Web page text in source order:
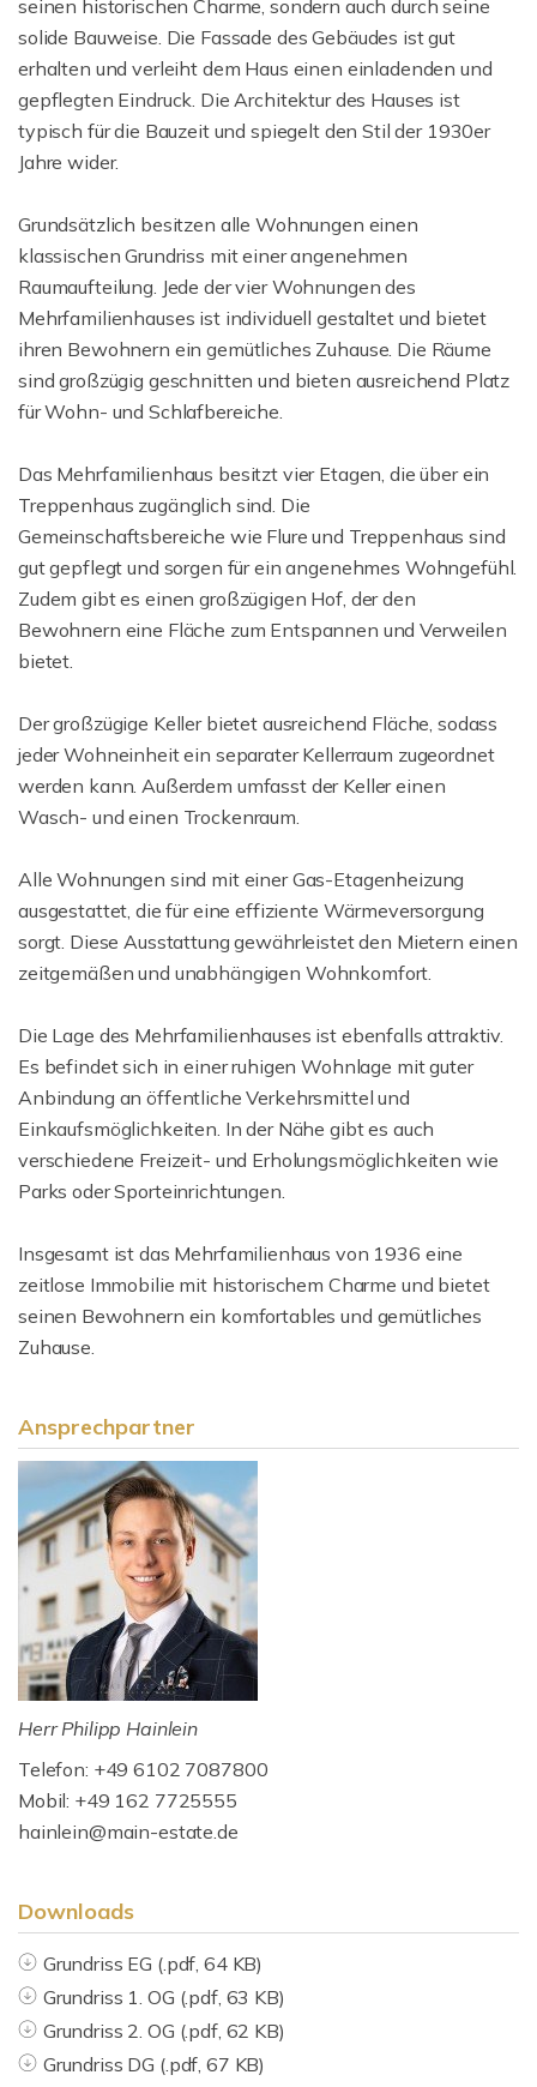
seinen historischen Charme, sondern auch durch seine
solide Bauweise. Die Fassade des Gebäudes ist gut
erhalten und verleiht dem Haus einen einladenden und
gepflegten Eindruck. Die Architektur des Hauses ist
typisch für die Bauzeit und spiegelt den Stil der 1930er
Jahre wider.
Grundsätzlich besitzen alle Wohnungen einen
klassischen Grundriss mit einer angenehmen
Raumaufteilung. Jede der vier Wohnungen des
Mehrfamilienhauses ist individuell gestaltet und bietet
ihren Bewohnern ein gemütliches Zuhause. Die Räume
sind großzügig geschnitten und bieten ausreichend Platz
für Wohn- und Schlafbereiche.
Das Mehrfamilienhaus besitzt vier Etagen, die über ein
Treppenhaus zugänglich sind. Die
Gemeinschaftsbereiche wie Flure und Treppenhaus sind
gut gepflegt und sorgen für ein angenehmes Wohngefühl.
Zudem gibt es einen großzügigen Hof, der den
Bewohnern eine Fläche zum Entspannen und Verweilen
bietet.
Der großzügige Keller bietet ausreichend Fläche, sodass
jeder Wohneinheit ein separater Kellerraum zugeordnet
werden kann. Außerdem umfasst der Keller einen
Wasch- und einen Trockenraum.
Alle Wohnungen sind mit einer Gas-Etagenheizung
ausgestattet, die für eine effiziente Wärmeversorgung
sorgt. Diese Ausstattung gewährleistet den Mietern einen
zeitgemäßen und unabhängigen Wohnkomfort.
Die Lage des Mehrfamilienhauses ist ebenfalls attraktiv.
Es befindet sich in einer ruhigen Wohnlage mit guter
Anbindung an öffentliche Verkehrsmittel und
Einkaufsmöglichkeiten. In der Nähe gibt es auch
verschiedene Freizeit- und Erholungsmöglichkeiten wie
Parks oder Sporteinrichtungen.
Insgesamt ist das Mehrfamilienhaus von 1936 eine
zeitlose Immobilie mit historischem Charme und bietet
seinen Bewohnern ein komfortables und gemütliches
Zuhause.
Ansprechpartner
Herr Philipp Hainlein
Telefon: +49 6102 7087800
Mobil: +49 162 7725555
hainlein@main-estate.de
Downloads
Grundriss EG (.pdf, 64 KB)
Grundriss 1. OG (.pdf, 63 KB)
Grundriss 2. OG (.pdf, 62 KB)
Grundriss DG (.pdf, 67 KB)